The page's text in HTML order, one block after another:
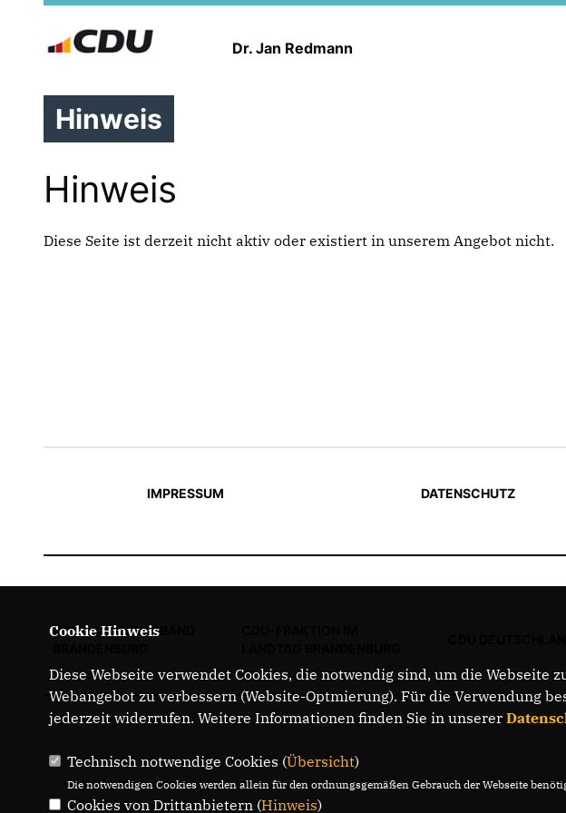
Dr. Jan Redmann
Hinweis
Hinweis
Diese Seite ist derzeit nicht aktiv oder existiert in unserem Angebot nicht.
IMPRESSUM DATENSCHUTZ
CDU LANDESVERBAND
Cookie Hinweis
Diese Webseite verwendet Cookies, die notwendig sind, um die
Webangebot zu verbessern (Website-Optmierung). Für die Verwendung
jederzeit widerrufen. Weitere Informationen finden Sie in unserer
Technisch notwendige Cookies (Übersicht)
Die notwendigen Cookies werden allein für den ordnungsgemäßen Gebrauch der Webseite
Cookies von Drittanbietern (Hinweis)